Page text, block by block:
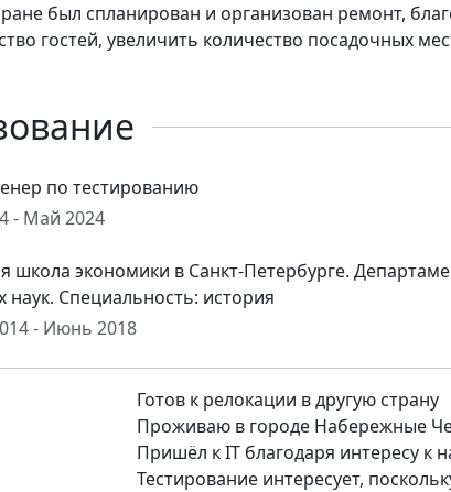
был спланирован и организован ремонт,
гостей, увеличить количество посадочных
по тестированию
- Май 2024
экономики в Санкт-Петербурге.
наук. Специальность: история
- Июнь 2018
Готов к релокации в другую страну
Проживаю в городе Набережные
Пришёл к IT благодаря интересу к
Тестирование интересует,